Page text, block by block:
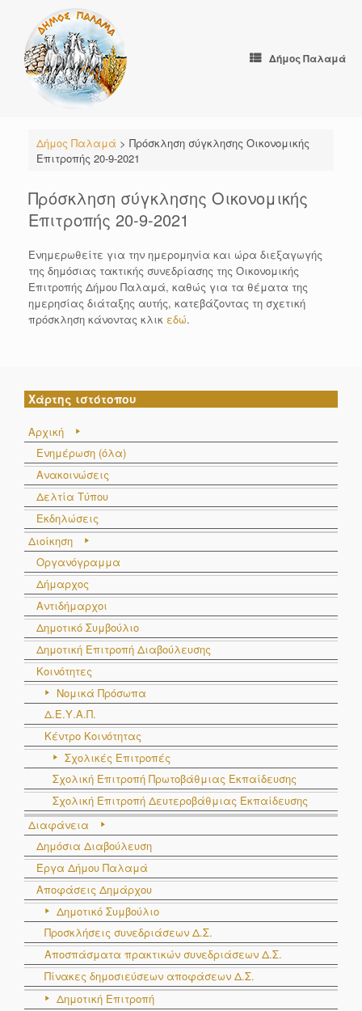
content
Δήμος Παλαμά
Δήμος Παλαμά > Πρόσκληση σύγκλησης Οικονομικής
Επιτροπής 20-9-2021
Πρόσκληση σύγκλησης Οικονομικής
Επιτροπής 20-9-2021
Ενημερωθείτε για την ημερομηνία και ώρα διεξαγωγής
της δημόσιας τακτικής συνεδρίασης της Οικονομικής
Επιτροπής Δήμου Παλαμά, καθώς για τα θέματα της
ημερησίας διάταξης αυτής, κατεβάζοντας τη σχετική
πρόσκληση κάνοντας κλικ εδώ.
Χάρτης ιστότοπου
Αρχική
Ενημέρωση (όλα)
Ανακοινώσεις
Δελτία Τύπου
Εκδηλώσεις
Διοίκηση
Οργανόγραμμα
Δήμαρχος
Αντιδήμαρχοι
Δημοτικό Συμβούλιο
Δημοτική Επιτροπή Διαβούλευσης
Κοινότητες
Νομικά Πρόσωπα
Δ.Ε.Υ.Α.Π.
Κέντρο Κοινότητας
Σχολικές Επιτροπές
Σχολική Επιτροπή Πρωτοβάθμιας Εκπαίδευσης
Σχολική Επιτροπή Δευτεροβάθμιας Εκπαίδευσης
Διαφάνεια
Δημόσια Διαβούλευση
Έργα Δήμου Παλαμά
Αποφάσεις Δημάρχου
Δημοτικό Συμβούλιο
Προσκλήσεις συνεδριάσεων Δ.Σ.
Αποσπάσματα πρακτικών συνεδριάσεων Δ.Σ.
Πίνακες δημοσιεύσεων αποφάσεων Δ.Σ.
Δημοτική Επιτροπή